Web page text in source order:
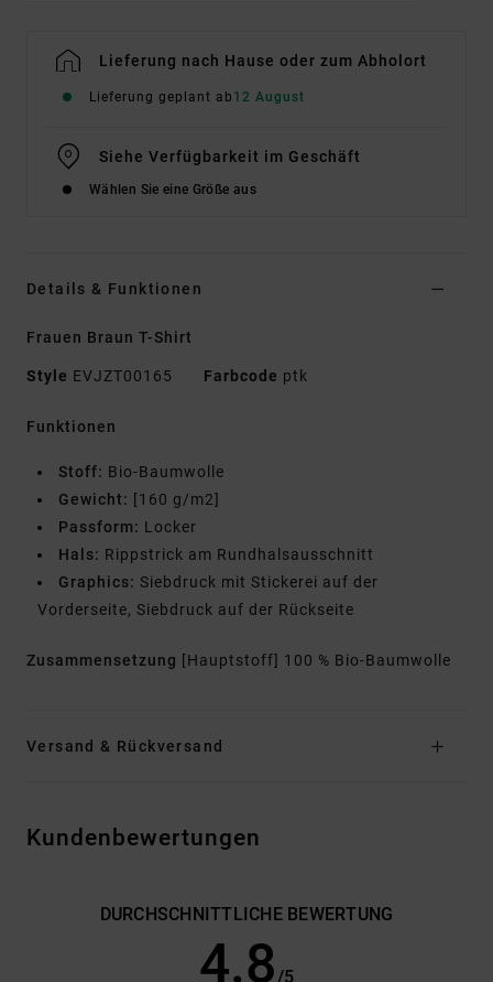
Lieferung nach Hause oder zum Abholort
Lieferung geplant ab 12 August
Siehe Verfügbarkeit im Geschäft
Wählen Sie eine Größe aus
Details & Funktionen
Frauen Braun T-Shirt
Style EVJZT00165 Farbcode ptk
Funktionen
Stoff: Bio-Baumwolle
Gewicht: [160 g/m2]
Passform: Locker
Hals: Rippstrick am Rundhalsausschnitt
Graphics: Siebdruck mit Stickerei auf der
Vorderseite, Siebdruck auf der Rückseite
Zusammensetzung [Hauptstoff] 100 % Bio-Baumwolle
Versand & Rückversand
Kundenbewertungen
DURCHSCHNITTLICHE BEWERTUNG
4.8/5